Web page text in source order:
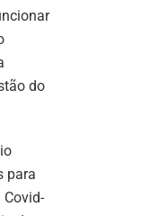
do
para